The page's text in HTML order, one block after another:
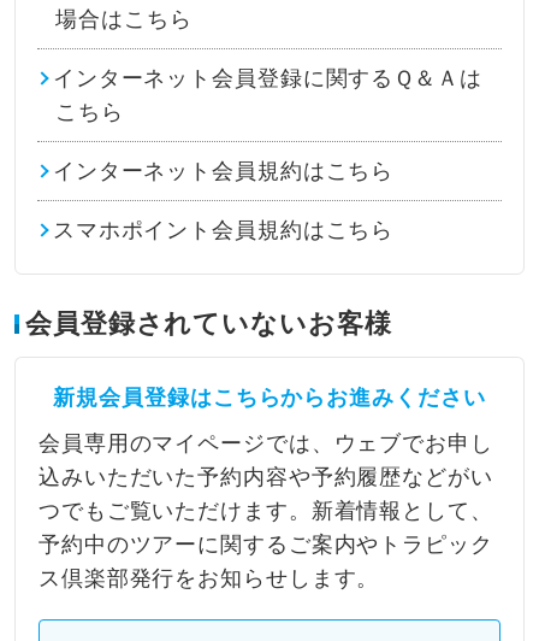
場合はこちら
インターネット会員登録に関するＱ＆Ａは
こちら
インターネット会員規約はこちら
スマホポイント会員規約はこちら
会員登録されていないお客様
新規会員登録はこちらからお進みください
会員専用のマイページでは、ウェブでお申し
込みいただいた予約内容や予約履歴などがい
つでもご覧いただけます。新着情報として、
予約中のツアーに関するご案内やトラピック
ス倶楽部発行をお知らせします。